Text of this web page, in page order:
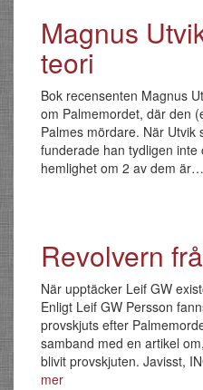
Magnus
teori
Bok recensenten Magnus
om Palmemordet, där den
Palmes mördare. När
funderade han tydligen
hemlighet om 2 av dem är…
Revolvern
När upptäcker Leif GW
Enligt Leif GW Persson
provskjuts efter
samband med en artikel
blivit provskjuten. Javisst,
mer